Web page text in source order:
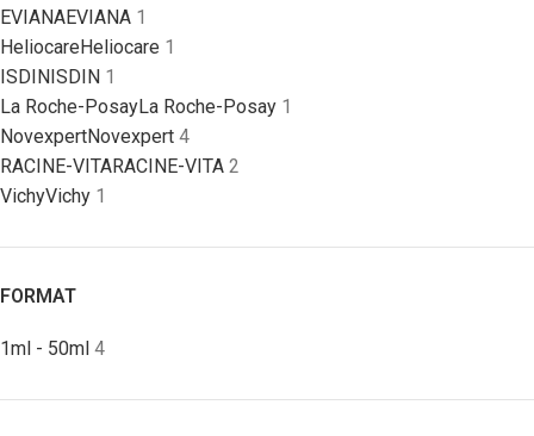
EVIANAEVIANA 1
HeliocareHeliocare 1
ISDINISDIN 1
La Roche-PosayLa Roche-Posay 1
NovexpertNovexpert 4
RACINE-VITARACINE-VITA 2
VichyVichy 1
FORMAT
1ml - 50ml 4